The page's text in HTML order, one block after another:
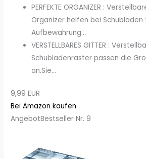
PERFEKTE ORGANIZER :
Organizer helfen bei Schubladen
Aufbewahrung...
VERSTELLBARES GITTER :
Schubladenraster passen die
an.Sie...
9,99 EUR
Bei Amazon kaufen
AngebotBestseller Nr. 9